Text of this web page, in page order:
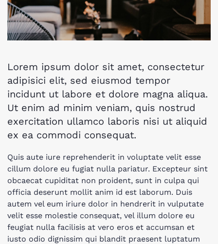
Lorem ipsum dolor sit amet, consectetur
adipisici elit, sed eiusmod tempor
incidunt ut labore et dolore magna aliqua.
Ut enim ad minim veniam, quis nostrud
exercitation ullamco laboris nisi ut aliquid
ex ea commodi consequat.
Quis aute iure reprehenderit in voluptate velit esse
cillum dolore eu fugiat nulla pariatur. Excepteur sint
obcaecat cupiditat non proident, sunt in culpa qui
officia deserunt mollit anim id est laborum. Duis
autem vel eum iriure dolor in hendrerit in vulputate
velit esse molestie consequat, vel illum dolore eu
feugiat nulla facilisis at vero eros et accumsan et
iusto odio dignissim qui blandit praesent luptatum